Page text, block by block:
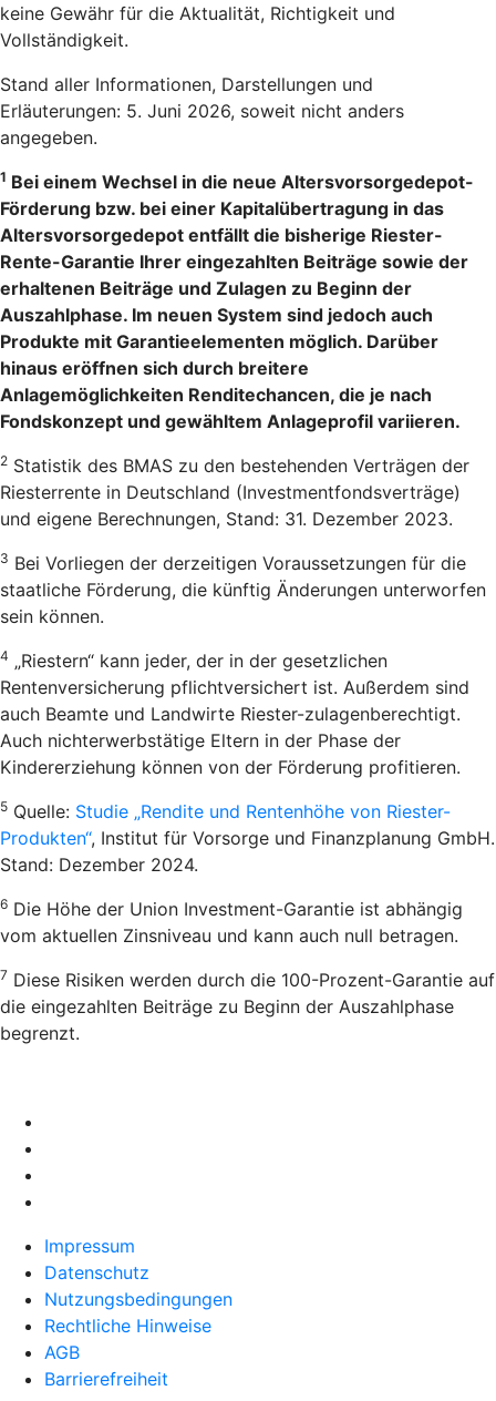
keine Gewähr für die Aktualität, Richtigkeit und
Vollständigkeit.
Stand aller Informationen, Darstellungen und
Erläuterungen: 5. Juni 2026, soweit nicht anders
angegeben.
1 Bei einem Wechsel in die neue Altersvorsorgedepot-
Förderung bzw. bei einer Kapitalübertragung in das
Altersvorsorgedepot entfällt die bisherige Riester-
Rente-Garantie Ihrer eingezahlten Beiträge sowie der
erhaltenen Beiträge und Zulagen zu Beginn der
Auszahlphase. Im neuen System sind jedoch auch
Produkte mit Garantieelementen möglich. Darüber
hinaus eröffnen sich durch breitere
Anlagemöglichkeiten Renditechancen, die je nach
Fondskonzept und gewähltem Anlageprofil variieren.
2 Statistik des BMAS zu den bestehenden Verträgen der
Riesterrente in Deutschland (Investmentfondsverträge)
und eigene Berechnungen, Stand: 31. Dezember 2023.
3 Bei Vorliegen der derzeitigen Voraussetzungen für die
staatliche Förderung, die künftig Änderungen unterworfen
sein können.
4 „Riestern“ kann jeder, der in der gesetzlichen
Rentenversicherung pflichtversichert ist. Außerdem sind
auch Beamte und Landwirte Riester-zulagenberechtigt.
Auch nichterwerbstätige Eltern in der Phase der
Kindererziehung können von der Förderung profitieren.
5 Quelle: Studie „Rendite und Rentenhöhe von Riester-
Produkten“, Institut für Vorsorge und Finanzplanung GmbH.
Stand: Dezember 2024.
6 Die Höhe der Union Investment-Garantie ist abhängig
vom aktuellen Zinsniveau und kann auch null betragen.
7 Diese Risiken werden durch die 100-Prozent-Garantie auf
die eingezahlten Beiträge zu Beginn der Auszahlphase
begrenzt.
Impressum
Datenschutz
Nutzungsbedingungen
Rechtliche Hinweise
AGB
Barrierefreiheit